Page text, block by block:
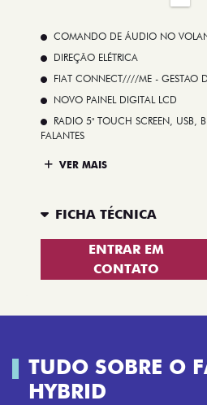
COMANDO DE ÁUDIO NO
DIREÇÃO ELÉTRICA
FIAT CONNECT////ME - GESTAO
NOVO PAINEL DIGITAL LCD
RADIO 5" TOUCH SCREEN, USB,
FALANTES
VER MAIS
FICHA TÉCNICA
ENTRAR EM
CONTATO
TUDO SOBRE O
HYBRID